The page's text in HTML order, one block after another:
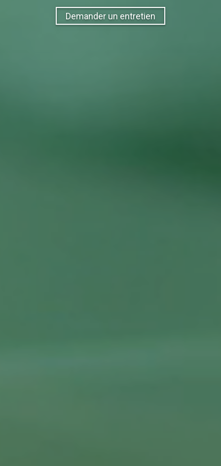
Demander un entretien